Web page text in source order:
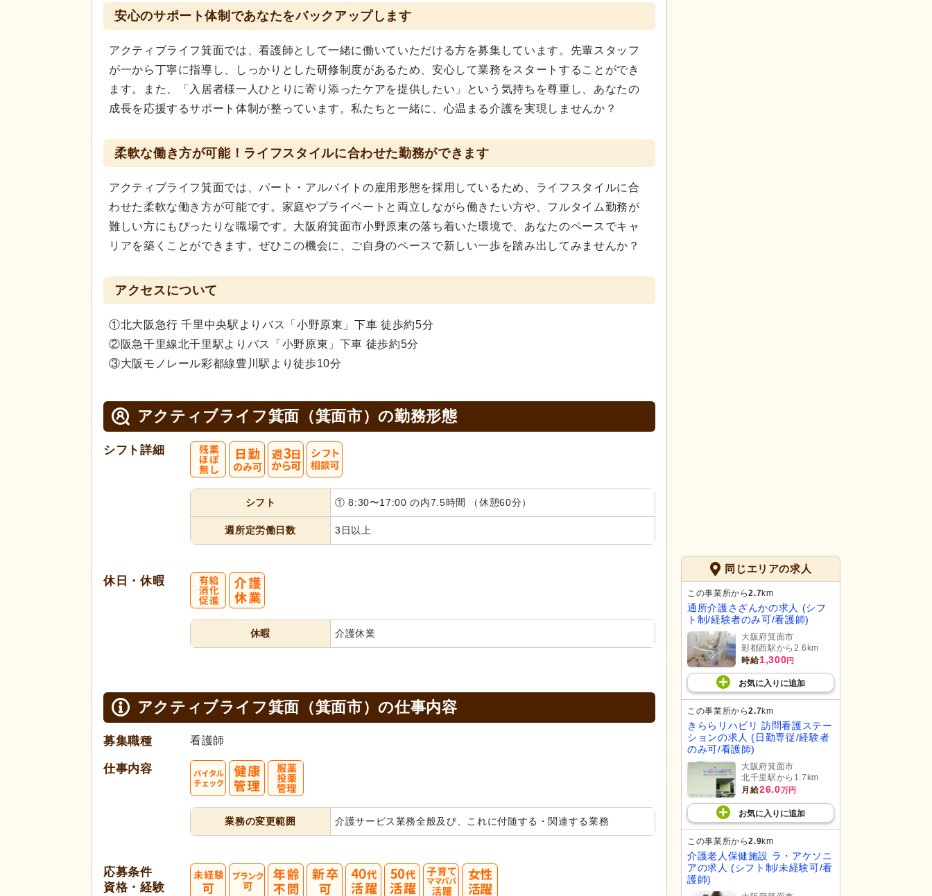
安心のサポート体制であなたをバックアップします
アクティブライフ箕面では、看護師として一緒に働いていただける方を募集しています。先輩スタッフ
が一から丁寧に指導し、しっかりとした研修制度があるため、安心して業務をスタートすることができ
ます。また、「入居者様一人ひとりに寄り添ったケアを提供したい」という気持ちを尊重し、あなたの
成長を応援するサポート体制が整っています。私たちと一緒に、心温まる介護を実現しませんか？
柔軟な働き方が可能！ライフスタイルに合わせた勤務ができます
アクティブライフ箕面では、パート・アルバイトの雇用形態を採用しているため、ライフスタイルに合
わせた柔軟な働き方が可能です。家庭やプライベートと両立しながら働きたい方や、フルタイム勤務が
難しい方にもぴったりな職場です。大阪府箕面市小野原東の落ち着いた環境で、あなたのペースでキャ
リアを築くことができます。ぜひこの機会に、ご自身のペースで新しい一歩を踏み出してみませんか？
アクセスについて
①北大阪急行 千里中央駅よりバス「小野原東」下車 徒歩約5分
②阪急千里線北千里駅よりバス「小野原東」下車 徒歩約5分
③大阪モノレール彩都線豊川駅より徒歩10分
アクティブライフ箕面（箕面市）の勤務形態
シフト詳細
シフト ① 8:30〜17:00 の内7.5時間 （休憩60分）
週所定労働日数 3日以上
休日・休暇
休暇 介護休業
アクティブライフ箕面（箕面市）の仕事内容
募集職種 看護師
仕事内容
業務の変更範囲 介護サービス業務全般及び、これに付随する・関連する業務
応募条件
資格・経験
同じエリアの求人
この事業所から2.7km
通所介護さざんかの求人 (シフ
ト制/経験者のみ可/看護師)
大阪府箕面市
彩都西駅から2.6km
時給1,300円
お気に入り に追加
この事業所から2.7km
きららリハビリ 訪問看護ステー
ションの求人 (日勤専従/経験者
のみ可/看護師)
大阪府箕面市
北千里駅から1.7km
月給26.0万円
お気に入り に追加
この事業所から2.9km
介護老人保健施設 ラ・アケソニ
アの求人 (シフト制/未経験可/看
護師)